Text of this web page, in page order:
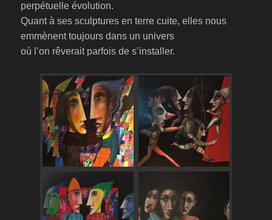
perpétuelle évolution.
Quant à ses sculptures en terre cuite, elles nous
emmènent toujours dans un univers
où l’on rêverait parfois de s’installer.